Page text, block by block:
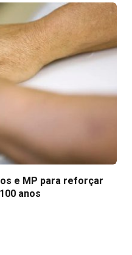
e MP para reforçar
anos